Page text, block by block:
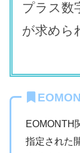
プラス数
が求めら
EOMONTH
指定された